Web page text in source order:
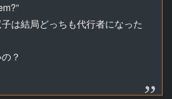
は結局どっちも代行者になった
？